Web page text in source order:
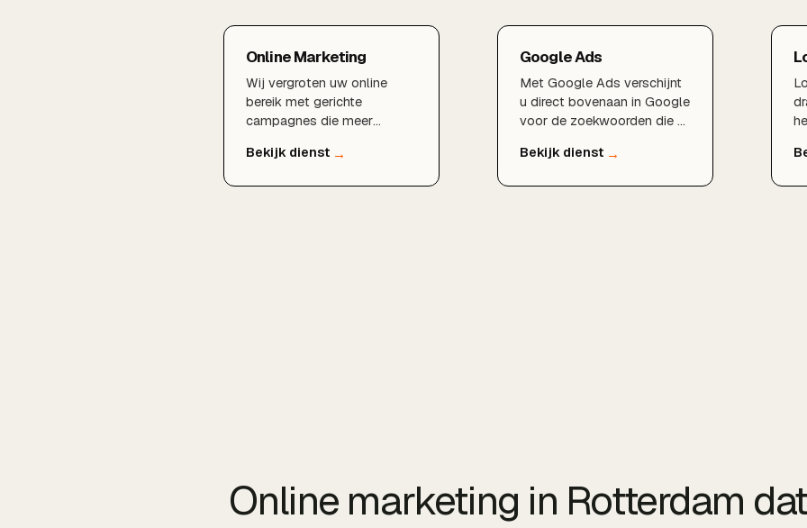
Online Marketing
Wij vergroten uw online
bereik met gerichte
campagnes die meer
opleveren.
Google Ads
Met Google Ads verschijnt
u direct bovenaan in Google
voor de zoekwoorden die er
Waar SEO tijd kost, levert
Online marketing in Rotterdam